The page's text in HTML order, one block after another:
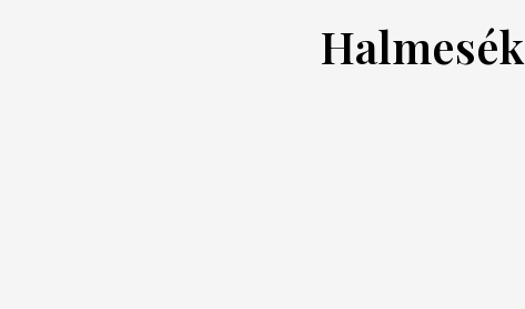
Halmesék